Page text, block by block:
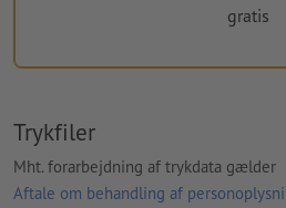
gratis
Trykfiler
Mht. forarbejdning af trykdata gælder
Aftale om behandling af